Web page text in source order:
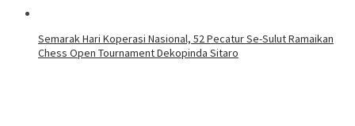
Semarak Hari Koperasi Nasional, 52 Pecatur Se-Sulut Ramaikan
Chess Open Tournament Dekopinda Sitaro